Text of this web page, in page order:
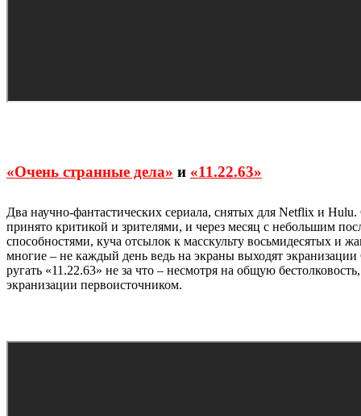
«Очень странные дела» и «11.22.63»
Два научно-фантастических сериала, снятых для Netflix и
принято критикой и зрителями, и через месяц с небольшим
способностями, куча отсылок к масскульту восьмидесятых и
многие – не каждый день ведь на экраны выходят
ругать «11.22.63» не за что – несмотря на общую
экранизации первоисточником.